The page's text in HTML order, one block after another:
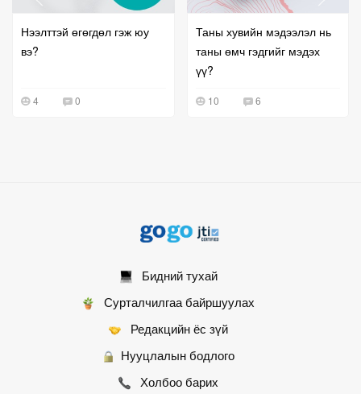
Нээлттэй өгөгдөл гэж юу
вэ?
4 0
Таны хувийн мэдээлэл нь
таны өмч гэдгийг мэдэх
үү?
10 6
Бидний тухай
Сурталчилгаа байршуулах
Редакцийн ёс зүй
Нууцлалын бодлого
Холбоо барих